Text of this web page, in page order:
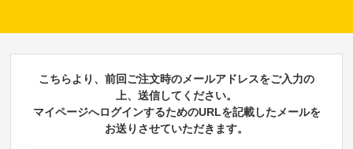
こちらより、前回ご注文時のメールアドレスをご入力の
上、送信してください。
マイページへログインするためのURLを記載したメールを
お送りさせていただきます。